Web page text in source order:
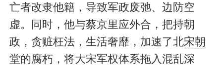
亡者改隶他籍，导致军政废弛、边防空
虚。同时，他与蔡京里应外合，把持朝
政，贪赃枉法，生活奢靡，加速了北宋朝
堂的腐朽，将大宋军权体系拖入混乱深